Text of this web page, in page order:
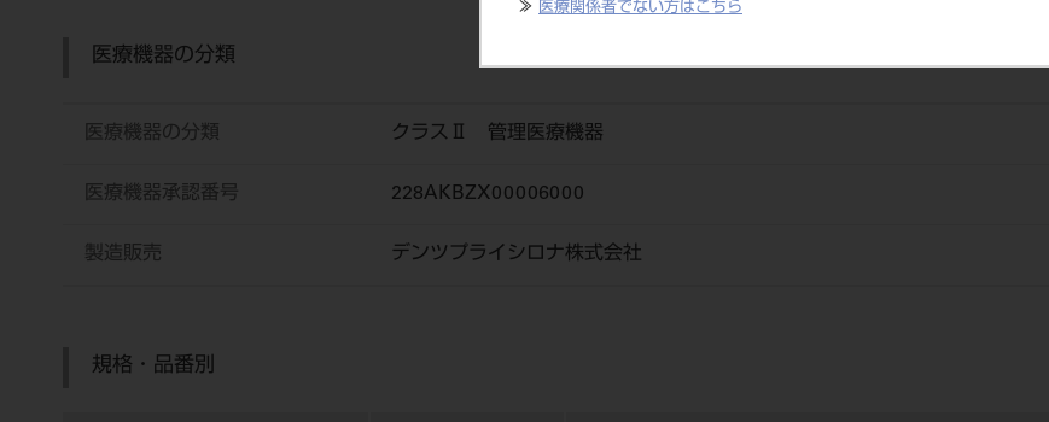
≫ 医療関係者でない方はこちら
医療機器の分類
医療機器の分類 クラスⅡ 管理医療機器
医療機器承認番号 228AKBZX00006000
製造販売 デンツプライシロナ株式会社
規格・品番別